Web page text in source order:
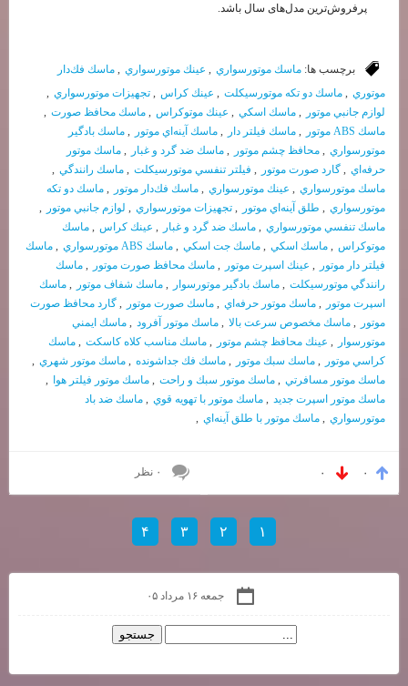
پرفروش‌ترین مدل‌های سال باشد.
برچسب ها: ماسك موتورسواري عينك موتورسواري
ماسك فك‌دار
موتوري , ماسك دو تكه موتورسيكلت , عينك كراس , تجهيزات موتورسواري ,
لوازم جانبي موتور
, ماسك اسكي , عينك موتوكراس , ماسك محافظ صورت ,
ماسك ABS موتور
, ماسك فيلتر دار , ماسك آينه‌اي موتور , ماسك بادگير
موتورسواري , محافظ چشم موتور , ماسك ضد گرد و غبار , ماسك موتور
حرفه‌اي , گارد صورت موتور , فيلتر تنفسي موتورسيكلت , ماسك رانندگي ,
ماسك موتورسواري , عينك موتورسواري , ماسك فك‌دار موتور , ماسك دو تكه
موتورسواري , طلق آينه‌اي موتور , تجهيزات موتورسواري , لوازم جانبي موتور
,
ماسك تنفسي موتورسواري , ماسك ضد گرد و غبار , عينك كراس , ماسك
موتوكراس , ماسك اسكي , ماسك جت اسكي , ماسك ABS موتورسواري , ماسك
فيلتر دار موتور
, عينك اسپرت موتور , ماسك محافظ صورت موتور , ماسك
رانندگي موتورسيكلت , ماسك بادگير موتورسوار , ماسك شفاف موتور , ماسك
اسپرت موتور
, ماسك موتور حرفه‌اي , ماسك صورت موتور , گارد محافظ صورت
موتور
, ماسك مخصوص سرعت بالا , ماسك موتور آفرود , ماسك ايمني
موتورسوار
, عينك محافظ چشم موتور , ماسك مناسب كلاه كاسكت , ماسك
كراسي موتور
, ماسك سبك موتور , ماسك فك جداشونده , ماسك موتور شهري ,
ماسك موتور مسافرتي , ماسك موتور سبك و راحت , ماسك موتور فيلتر هوا ,
ماسك موتور اسپرت جديد , ماسك موتور با تهويه قوي , ماسك ضد باد
موتورسواري , ماسك موتور با طلق آينه‌اي ,
۰ ۰ ۰ نظر
۱ ۲ ۳ ۴
جمعه ۱۶ مرداد ۰۵